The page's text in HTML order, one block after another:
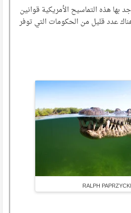
بها هذه التماسيح الأمريكية قوانين
عدد قليل من الحكومات التي توفر